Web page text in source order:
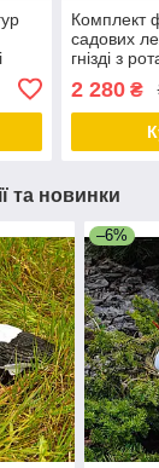
Комплект
садових
гнізді з
сад,
гнізді із
2 280₴
та новинки
–6%